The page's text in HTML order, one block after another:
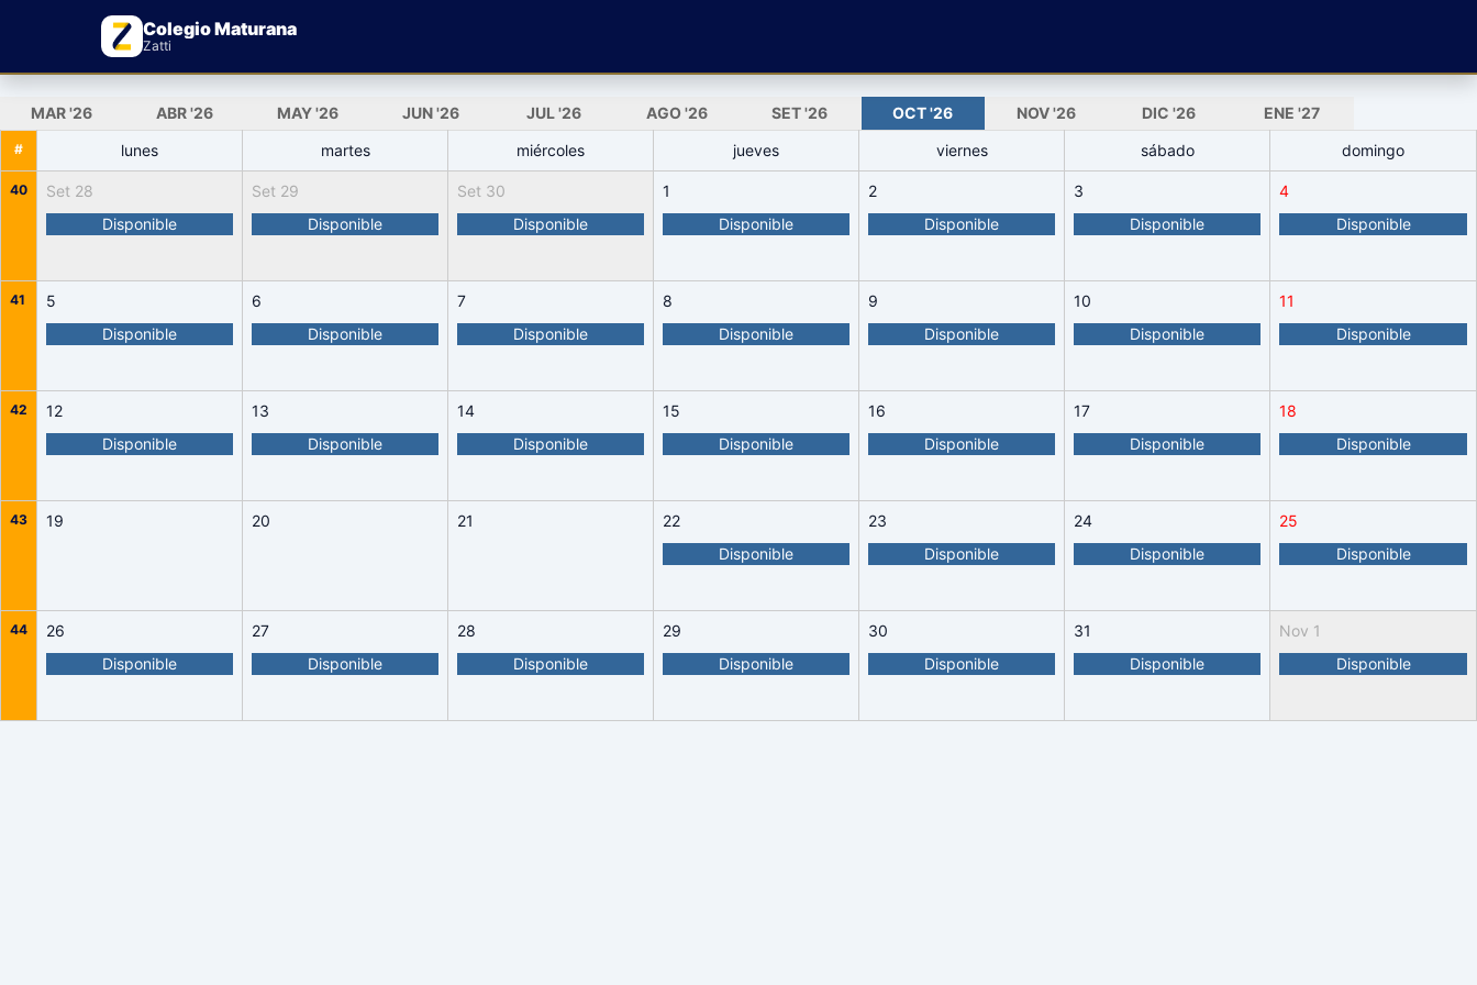
Colegio Maturana
Zatti
MAR'26 ABR'26 MAY'26 JUN'26 JUL'26 AGO '26 SET'26 OCT'26 NOV'26 DIC '26 ENE '27
# lunes martes miércoles jueves viernes sábado domingo
40
Set 28
Disponible
Set 29
Disponible
Set 30
Disponible
1
Disponible
2
Disponible
3
Disponible
4
Disponible
41
5
Disponible
6
Disponible
7
Disponible
8
Disponible
9
Disponible
10
Disponible
11
Disponible
42
12
Disponible
13
Disponible
14
Disponible
15
Disponible
16
Disponible
17
Disponible
18
Disponible
43 19 20 21
22
Disponible
23
Disponible
24
Disponible
25
Disponible
44
26
Disponible
27
Disponible
28
Disponible
29
Disponible
30
Disponible
31
Disponible
Nov 1
Disponible